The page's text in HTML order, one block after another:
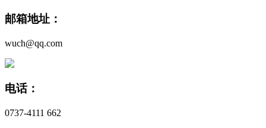
邮箱地址：
wuch@qq.com
电话：
0737-4111 662